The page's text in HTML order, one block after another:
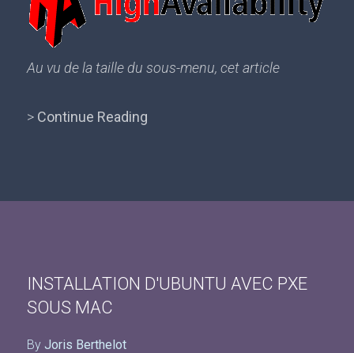
Au vu de la taille du sous-menu, cet article
> Continue Reading
INSTALLATION D'UBUNTU AVEC PXE
SOUS MAC
By Joris Berthelot